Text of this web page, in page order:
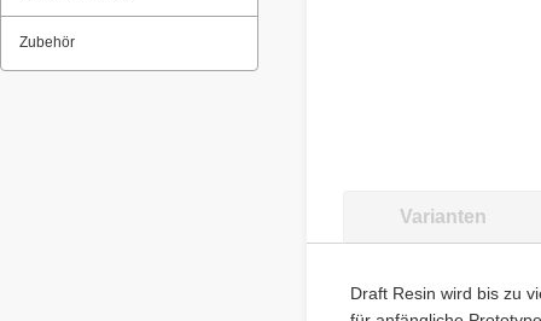
Zubehör
Varianten
Draft Resin wird bis zu